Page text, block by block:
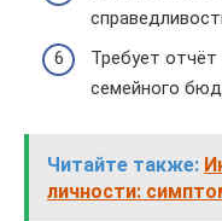
Требует отчёт
семейного
Читайте также:
личности: